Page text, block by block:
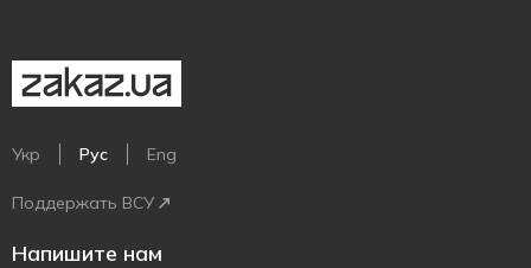
Укр Рус Eng
Поддержать ВСУ
Напишите нам